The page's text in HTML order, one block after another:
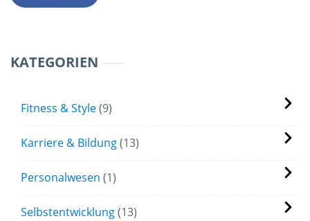
KATEGORIEN
Fitness & Style 9
Karriere & Bildung 13
Personalwesen 1
Selbstentwicklung 13